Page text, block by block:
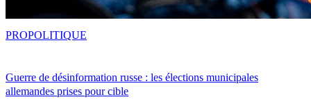
Guerre de désinformation russe : les élections municipales
allemandes prises pour cible
PROPOLITIQUE